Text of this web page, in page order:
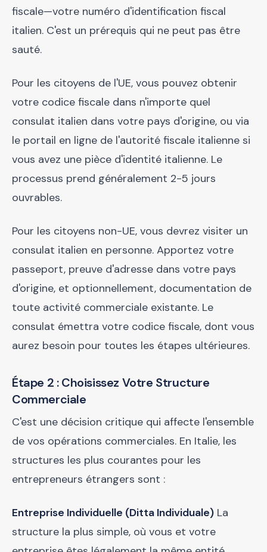
fiscale—votre numéro d'identification fiscal
italien. C'est un prérequis qui ne peut pas être
sauté.
Pour les citoyens de l'UE, vous pouvez obtenir
votre codice fiscale dans n'importe quel
consulat italien dans votre pays d'origine, ou via
le portail en ligne de l'autorité fiscale italienne si
vous avez une pièce d'identité italienne. Le
processus prend généralement 2-5 jours
ouvrables.
Pour les citoyens non-UE, vous devrez visiter un
consulat italien en personne. Apportez votre
passeport, preuve d'adresse dans votre pays
d'origine, et optionnellement, documentation de
toute activité commerciale existante. Le
consulat émettra votre codice fiscale, dont vous
aurez besoin pour toutes les étapes ultérieures.
Étape 2 : Choisissez Votre Structure
Commerciale
C'est une décision critique qui affecte l'ensemble
de vos opérations commerciales. En Italie, les
structures les plus courantes pour les
entrepreneurs étrangers sont :
Entreprise Individuelle (Ditta Individuale) La
structure la plus simple, où vous et votre